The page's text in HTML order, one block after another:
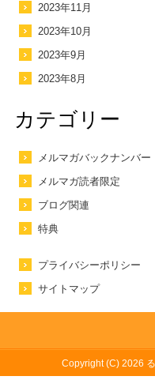
2023年11月
2023年10月
2023年9月
2023年8月
カテゴリー
メルマガバックナンバー
メルマガ読者限定
ブログ関連
特典
プライバシーポリシー
サイトマップ
Copyright (C) 2026